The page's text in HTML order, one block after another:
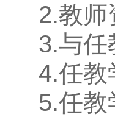
2.教师
3.与任
4.任教
5.任教